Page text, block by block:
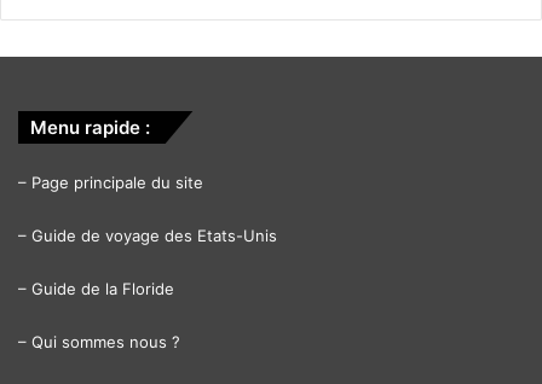
Menu rapide :
– Page principale du site
– Guide de voyage des Etats-Unis
– Guide de la Floride
– Qui sommes nous ?